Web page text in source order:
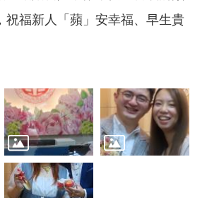
祝福新人「蘋」安幸福、早生貴